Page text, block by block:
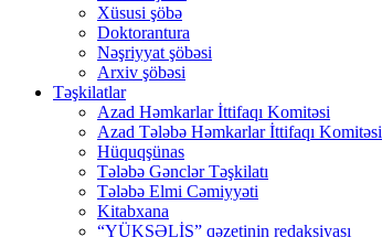
Xüsusi şöbə
Doktorantura
Nəşriyyat şöbəsi
Arxiv şöbəsi
Təşkilatlar
Azad Həmkarlar İttifaqı Komitəsi
Azad Tələbə Həmkarlar İttifaqı Komitəsi
Hüquqşünas
Tələbə Gənclər Təşkilatı
Tələbə Elmi Cəmiyyəti
Kitabxana
“YÜKSƏLİŞ” qəzetinin redaksiyası